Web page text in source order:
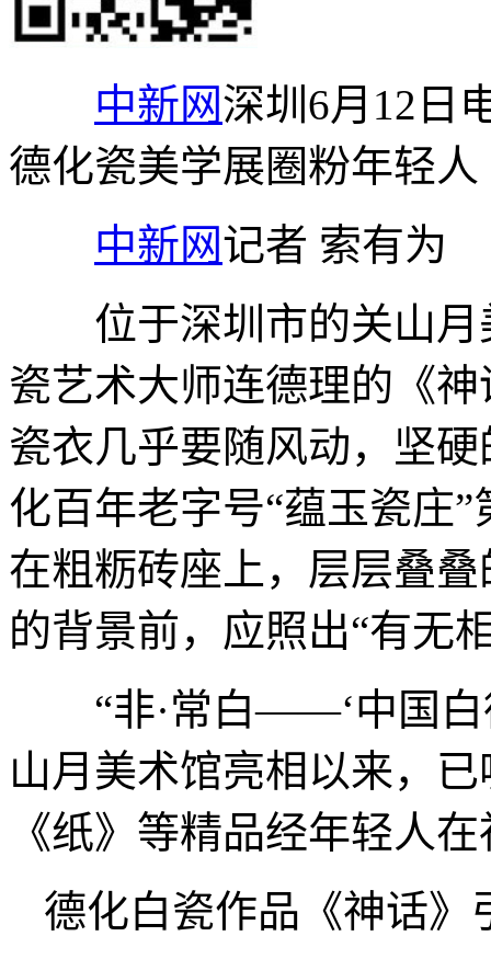
中新网深圳6月12日
德化瓷美学展圈粉年轻人
中新网记者 索有为
位于深圳市的关山月
瓷艺术大师连德理的《
瓷衣几乎要随风动，坚
化百年老字号“蕴玉瓷庄
在粗粝砖座上，层层叠
的背景前，应照出“有无
“非·常白——‘中国白
山月美术馆亮相以来，
《纸》等精品经年轻人
德化白瓷作品《神话》